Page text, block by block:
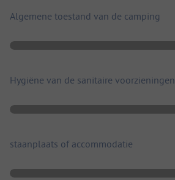
Algemene toestand van de camping
Hygiëne van de sanitaire voorzieningen
staanplaats of accommodatie